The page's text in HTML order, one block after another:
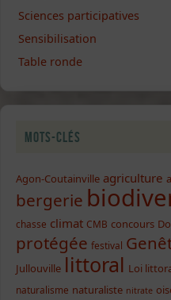
Sciences participatives
Sensibilisation
Table ronde
Mots-clés
Agon-Coutainville agriculture
bergerie
chasse climat CMB concours
protégée festival
Jullouville littoral Loi
naturalisme naturaliste nitrate